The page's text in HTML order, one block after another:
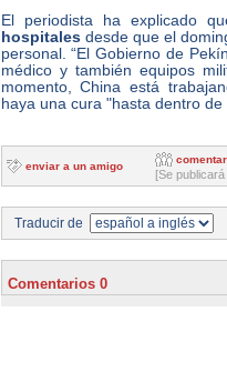
El periodista ha explicado
hospitalesdesde que el
personal. “El Gobierno de
médico y también equipos
momento, China está
haya una cura "hasta dentro
enviar a un amigo
comentar
[Se
Traducir de
Comentarios 0